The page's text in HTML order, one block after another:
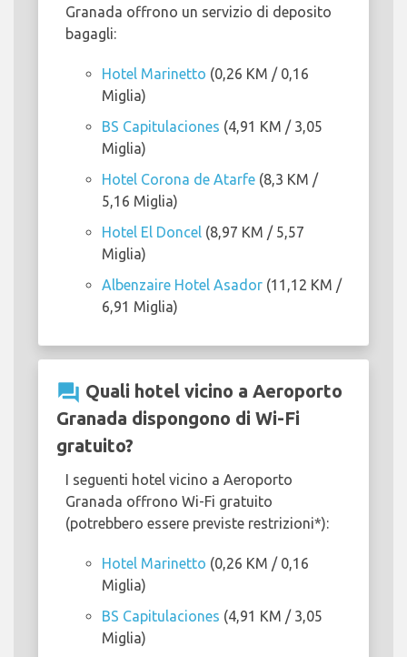
Granada offrono un servizio di deposito
bagagli:
Hotel Marinetto (0,26 KM / 0,16
Miglia)
BS Capitulaciones (4,91 KM / 3,05
Miglia)
Hotel Corona de Atarfe (8,3 KM /
5,16 Miglia)
Hotel El Doncel (8,97 KM / 5,57
Miglia)
Albenzaire Hotel Asador (11,12 KM /
6,91 Miglia)
question_answer Quali hotel vicino a Aeroporto
Granada dispongono di Wi-Fi
gratuito?
I seguenti hotel vicino a Aeroporto
Granada offrono Wi-Fi gratuito
(potrebbero essere previste restrizioni*):
Hotel Marinetto (0,26 KM / 0,16
Miglia)
BS Capitulaciones (4,91 KM / 3,05
Miglia)